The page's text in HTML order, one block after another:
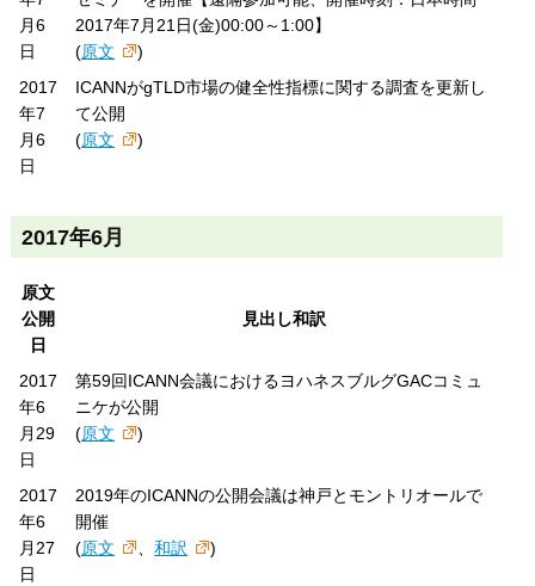
月6
日
2017年7月21日(金)00:00～1:00】
(原文
)
2017
年7
月6
日
ICANNがgTLD市場の健全性指標に関する調査を更新し
て公開
(原文 )
2017年6月
原文
公開
日
見出し和訳
2017
年6
月29
日
第59回ICANN会議におけるヨハネスブルグGACコミュ
ニケが公開
(原文 )
2017
年6
月27
日
2019年のICANNの公開会議は神戸とモントリオールで
開催
(原文 、和訳 )